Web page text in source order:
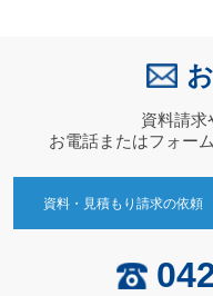
資料請求
お電話またはフォー
資料・見積もり請求の依頼